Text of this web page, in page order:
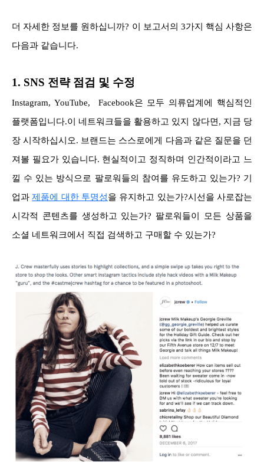
더 자세한 정보를 원하십니까? 이 보고서의 3가지 핵심 사항은
다음과 같습니다.
1. SNS 전략 점검 및 수정
Instagram, YouTube, Facebook은 모두 의류업계에 핵심적인
플랫폼입니다.이 네트워크들을 활용하고 있지 않다면, 지금 당
장 시작하십시오. 브랜드는 스스로에게 다음과 같은 질문을 던
져볼 필요가 있습니다. 현실적이고 정직하며 인간적이라고 느
낄 수 있는 방식으로 팔로워들의 참여를 유도하고 있는가? 기
업과제품에 대한 투명성을 유지하고 있는가?시선을 사로잡는
시각적 콘텐츠를 생성하고 있는가? 팔로워들이 모든 상품을
소셜 네트워크에서 직접 검색하고 구매할 수 있는가?